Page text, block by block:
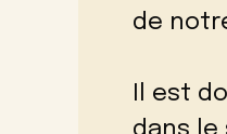
de
Il est